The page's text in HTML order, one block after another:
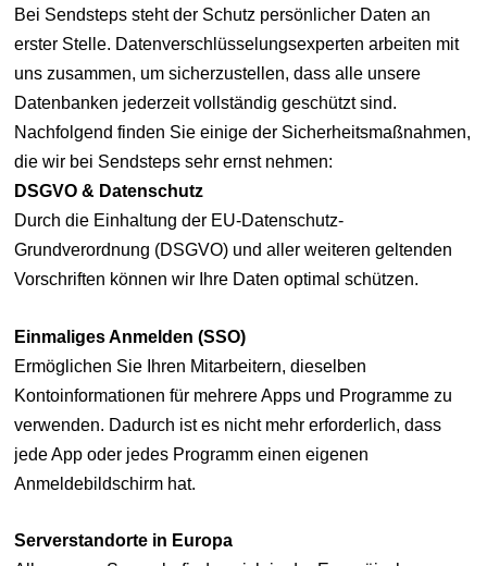
Bei Sendsteps steht der Schutz persönlicher Daten an
erster Stelle. Datenverschlüsselungsexperten arbeiten mit
uns zusammen, um sicherzustellen, dass alle unsere
Datenbanken jederzeit vollständig geschützt sind.
Nachfolgend finden Sie einige der Sicherheitsmaßnahmen,
die wir bei Sendsteps sehr ernst nehmen:
DSGVO & Datenschutz
Durch die Einhaltung der EU-Datenschutz-
Grundverordnung (DSGVO) und aller weiteren geltenden
Vorschriften können wir Ihre Daten optimal schützen.
Einmaliges Anmelden (SSO)
Ermöglichen Sie Ihren Mitarbeitern, dieselben
Kontoinformationen für mehrere Apps und Programme zu
verwenden. Dadurch ist es nicht mehr erforderlich, dass
jede App oder jedes Programm einen eigenen
Anmeldebildschirm hat.
Serverstandorte in Europa